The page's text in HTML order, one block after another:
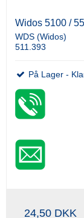
Widos 5100 /
WDS (Widos)
511.393
På Lager -
24,50 DKK